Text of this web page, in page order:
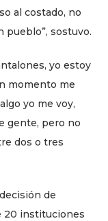
al costado, no
pueblo”, sostuvo.
yo estoy
momento me
yo me voy,
gente, pero no
dos o tres
de
20 instituciones